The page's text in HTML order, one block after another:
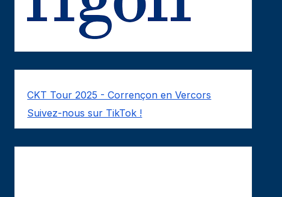
CKT Tour 2025 - Corrençon en Vercors
Suivez-nous sur TikTok !